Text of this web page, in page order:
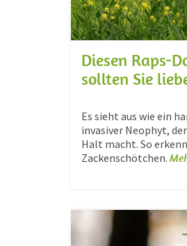
Diesen Raps-
sollten Sie
Es sieht aus wie ein
invasiver Neophyt,
Halt macht. So
Zackenschötchen.